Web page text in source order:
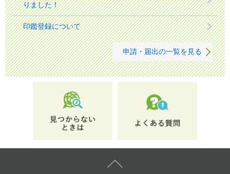
りました！
印鑑登録について
申請・届出の一覧を見る